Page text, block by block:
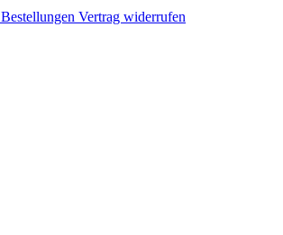
Bestellungen Vertrag widerrufen